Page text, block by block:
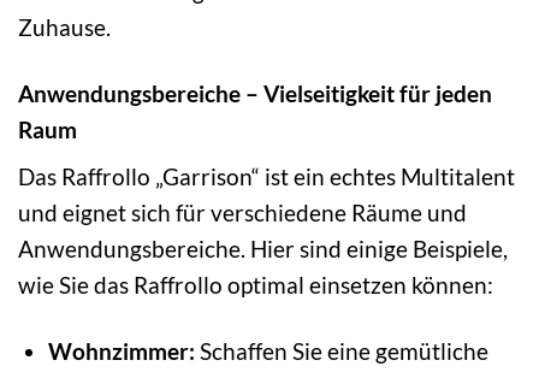
Zuhause.
Anwendungsbereiche – Vielseitigkeit für jeden
Raum
Das Raffrollo „Garrison“ ist ein echtes Multitalent
und eignet sich für verschiedene Räume und
Anwendungsbereiche. Hier sind einige Beispiele,
wie Sie das Raffrollo optimal einsetzen können:
Wohnzimmer: Schaffen Sie eine gemütliche